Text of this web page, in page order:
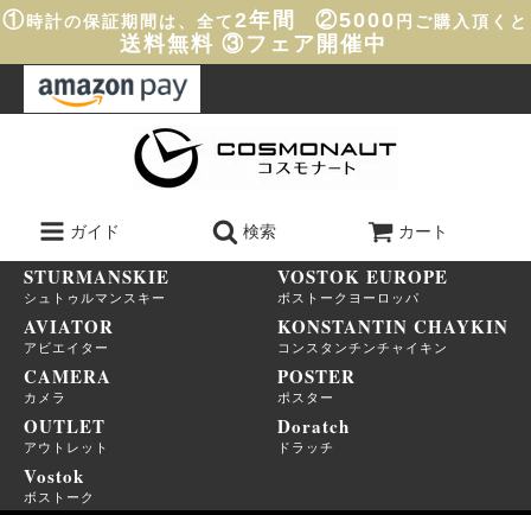
① 時計の保証期間は、全て2年間 ②5000 円ご購入頂くと
送料無料 ③フェア開催中
ガイド 検索 カート
STURMANSKIE
シュトゥルマンスキー
VOSTOK EUROPE
ボストークヨーロッパ
AVIATOR
アビエイター
KONSTANTIN CHAYKIN
コンスタンチンチャイキン
CAMERA
カメラ
POSTER
ポスター
OUTLET
アウトレット
Doratch
ドラッチ
Vostok
ボストーク